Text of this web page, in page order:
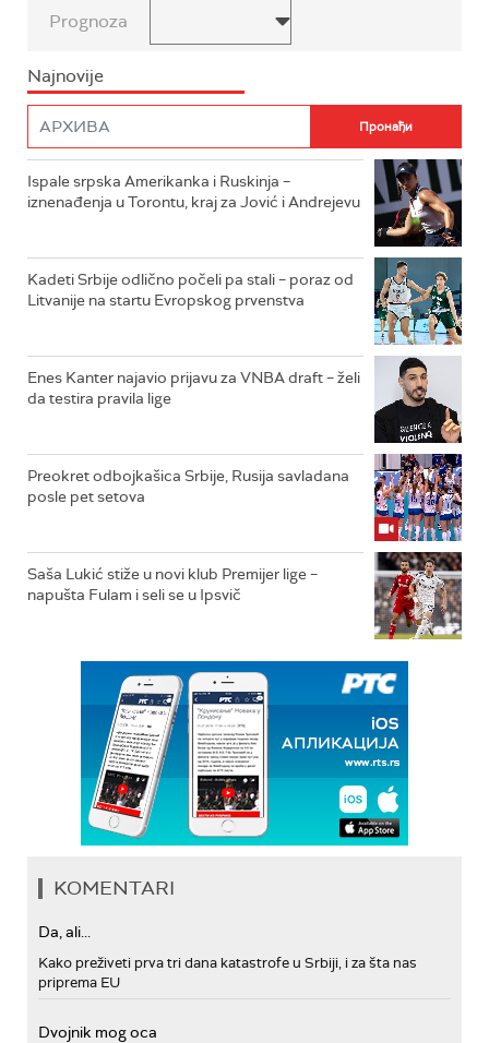
Prognoza
Najnovije
Ispale srpska Amerikanka i Ruskinja –
iznenađenja u Torontu, kraj za Jović i Andrejevu
Kadeti Srbije odlično počeli pa stali – poraz od
Litvanije na startu Evropskog prvenstva
Enes Kanter najavio prijavu za VNBA draft – želi
da testira pravila lige
Preokret odbojkašica Srbije, Rusija savladana
posle pet setova
Saša Lukić stiže u novi klub Premijer lige –
napušta Fulam i seli se u Ipsvič
KOMENTARI
Da, ali...
Kako preživeti prva tri dana katastrofe u Srbiji, i za šta nas
priprema EU
Dvojnik mog oca